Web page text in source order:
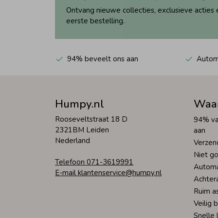
Ontvang nieuwe collecties, exclusieve
eerste bestelling.
94% beveelt ons aan
Humpy.nl
Rooseveltstraat 18 D
2321BM Leiden
Nederland
Telefoon 071-3619991
E-mail klantenservice@humpy.nl
94%
aan
Niet
Ruim
Veilig
Snelle